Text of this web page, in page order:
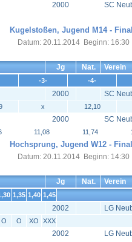
2000 SC
Kugelstoßen, Jugend M14 -
Datum: 20.11.2014 Beginn: 16:30
Jg Nat. Verein
-3- -4-
2000 SC
x 12,10
2000 SC
11,08 11,74
Hochsprung, Jugend W12 -
Datum: 20.11.2014 Beginn: 14:30
Jg Nat. Verein
1,35 1,40 1,45
2002 LG
O O XO XXX
2002 LG